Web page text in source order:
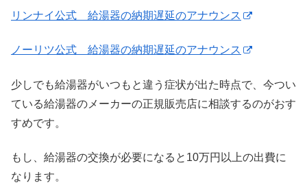
リンナイ公式 給湯器の納期遅延のアナウンス
ノーリツ公式 給湯器の納期遅延のアナウンス
少しでも給湯器がいつもと違う症状が出た時点で、今つい
ている給湯器のメーカーの正規販売店に相談するのがおす
すめです。
もし、給湯器の交換が必要になると10万円以上の出費に
なります。